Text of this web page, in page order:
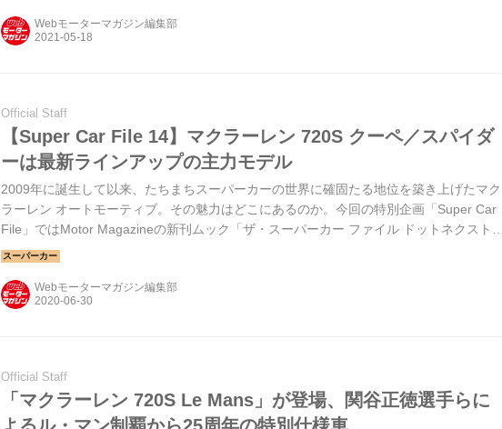
Webモーターマガジン編集部
Official Staff
【Super Car File 14】マクラーレン 720S クーペ／スパイダ
ーは最新ラインアップの主力モデル
2009年に誕生して以来、たちまちスーパーカーの世界に確固たる地位を築き上げたマク
ラーレン オートモーティブ。その魅力はどこにあるのか。今回の特別企画「Super Car
File」ではMotor Magazineの新刊ムック「ザ・スーパーカー ファイル ドットネクスト」
（6月17日発売）から、いま注目の“超俊足＆超高級車”を紹介しているが、その第14回は
Webモーターマガジン編集部
Official Staff
「マクラーレン 720S Le Mans」が登場、関谷正徳選手らに